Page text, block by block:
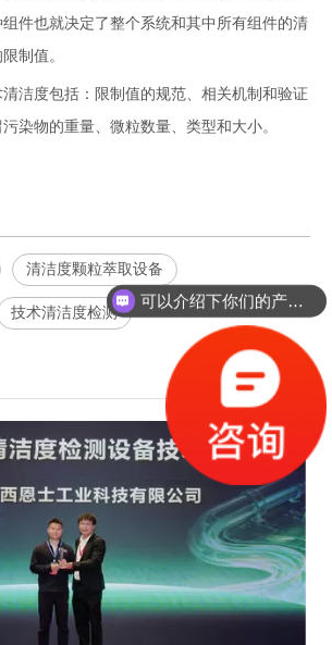
件也就决定了整个系统和其中所有组件的清
制值。
洁度包括：限制值的规范、相关机制和验证
染物的重量、微粒数量、类型和大小。
清洁度颗粒萃取设备
技术清洁度检测
可以介绍下你们的产品么？